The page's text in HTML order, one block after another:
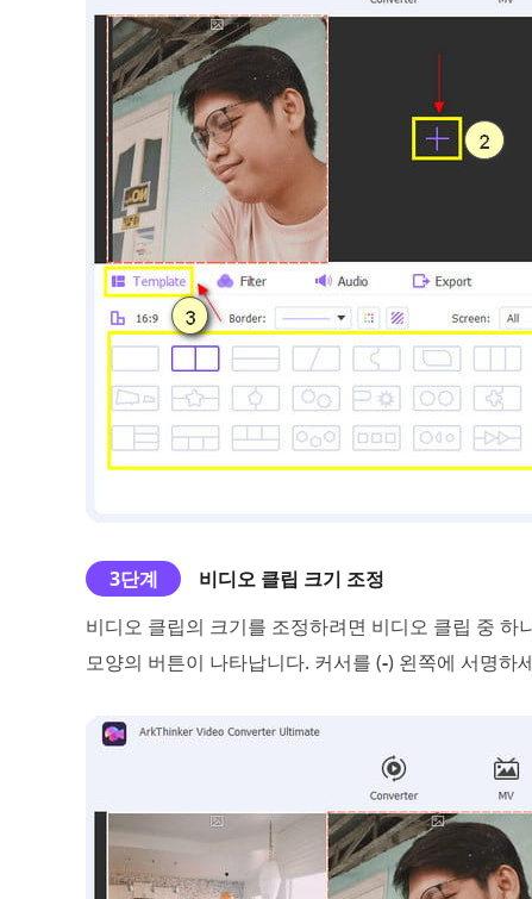
3단계
비디오 클립 크기 조정
비디오 클립의 크기를 조정하려면 비디오 클립 중
모양의 버튼이 나타납니다. 커서를 (-) 왼쪽에 서명하